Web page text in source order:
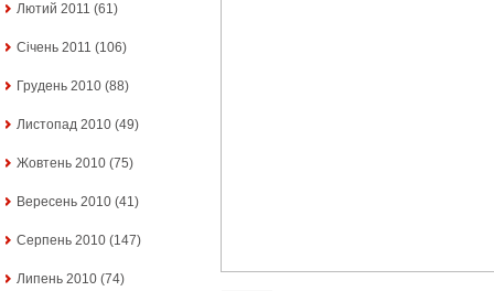
Лютий 2011 (61)
Січень 2011 (106)
Грудень 2010 (88)
Листопад 2010 (49)
Жовтень 2010 (75)
Вересень 2010 (41)
Серпень 2010 (147)
Липень 2010 (74)